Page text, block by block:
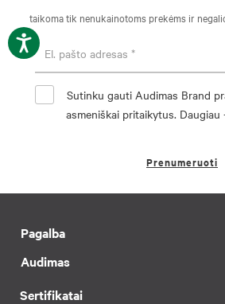
taikoma tik nenukainotoms prekėms ir
Sutinku gauti Audimas Brand
asmeniškai pritaikytus. Daugiau
Prenumeruoti
Pagalba
Audimas
Sertifikatai